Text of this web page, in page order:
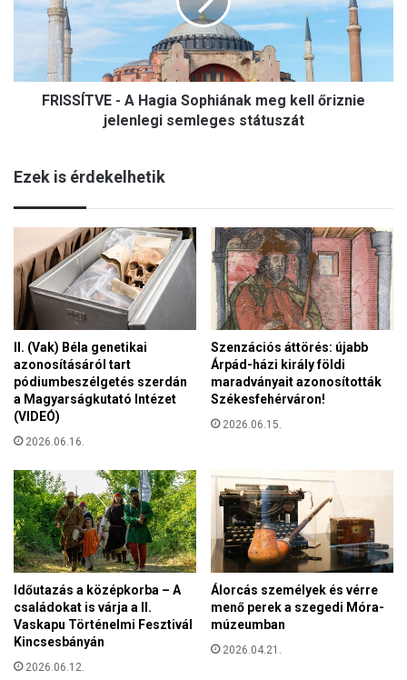
s
l
z
ő
o
o
s
m
z
e
t
k
i
s
e
b
b
s
é
g
e
k
S
E
g
a
p
h
i
á
a
k
m
e
g
e
l
l
ő
r
i
z
n
i
j
FRISSÍTVE - A Hagia Sophiának meg kell őriznie
jelenlegi semleges státuszát
Ezek is érdekelhetik
II. (Vak) Béla genetikai
azonosításáról tart
pódiumbeszélgetés szerdán
a Magyarságkutató Intézet
(VIDEÓ)
2026.06.16.
Szenzációs áttörés: újabb
Árpád-házi király földi
maradványait azonosították
Székesfehérváron!
2026.06.15.
Időutazás a középkorba – A
családokat is várja a II.
Vaskapu Történelmi Fesztivál
Kincsesbányán
2026.06.12.
Álorcás személyek és vérre
menő perek a szegedi Móra-
múzeumban
2026.04.21.